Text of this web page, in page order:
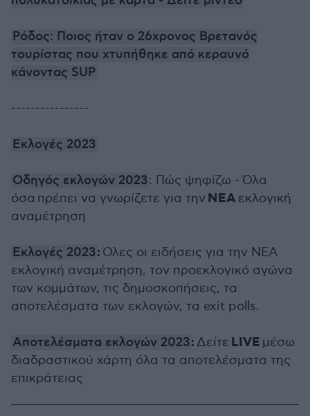
Ρόδος: Ποιος ήταν ο 26χρονος Βρετανός
τουρίστας που χτυπήθηκε από κεραυνό
κάνοντας SUP
----------------
Εκλογές 2023
Οδηγός εκλογών 2023: Πώς ψηφίζω - Όλα
όσα πρέπει να γνωρίζετε για την ΝΕΑεκλογική
αναμέτρηση
Εκλογές 2023:Όλες οι ειδήσεις για την ΝΕΑ
εκλογική αναμέτρηση, τον προεκλογικό αγώνα
των κομμάτων, τις δημοσκοπήσεις, τα
αποτελέσματα των εκλογών, τα exit polls.
Αποτελέσματα εκλογών 2023: Δείτε LIVE μέσω
διαδραστικού χάρτη όλα τα αποτελέσματα της
επικράτειας